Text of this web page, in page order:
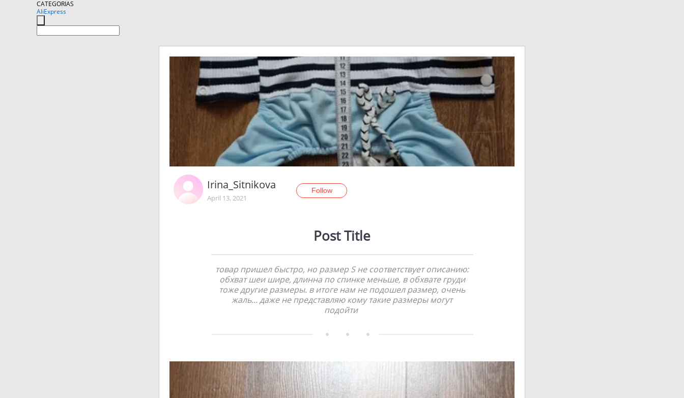
CATEGORIAS
AliExpress
Irina_Sitnikova
April 13, 2021
Follow
Post Title
товар пришел быстро, но размер S не соответствует описанию:
обхват шеи шире, длинна по спинке меньше, в обхвате груди
тоже другие размеры. в итоге нам не подошел размер, очень
жаль... даже не представляю кому такие размеры могут
подойти     